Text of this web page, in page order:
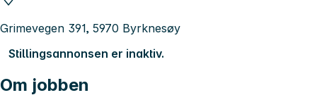
Grimevegen 391, 5970 Byrknesøy
Stillingsannonsen er inaktiv.
Om jobben